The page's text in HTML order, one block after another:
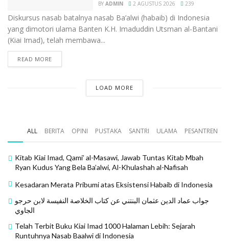
BY ADMIN 2 AGUSTUS 2026 239
Diskursus nasab batalnya nasab Ba’alwi (habaib) di Indonesia
yang dimotori ulama Banten K.H. Imaduddin Utsman al-Bantani
(Kiai Imad), telah membawa...
READ MORE
LOAD MORE
ALL BERITA OPINI PUSTAKA SANTRI ULAMA PESANTREN
Kitab Kiai Imad, Qami’ al-Masawi, Jawab Tuntas Kitab Mbah
Ryan Kudus Yang Bela Ba’alwi, Al-Khulashah al-Nafisah
Kesadaran Merata Pribumi atas Eksistensi Habaib di Indonesia
جواب عماد الدين عثمان البنتني عن كتاب الخلاصة النفيسة لابن حرجو
الجاوي
Telah Terbit Buku Kiai Imad 1000 Halaman Lebih: Sejarah
Runtuhnya Nasab Baalwi di Indonesia